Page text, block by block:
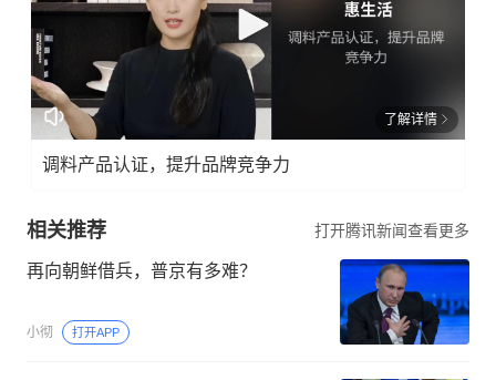
了解详情
调料产品认证，提升品牌竞争力
相关推荐 打开腾讯新闻查看更多
再向朝鲜借兵，普京有多难？
小彻 打开APP